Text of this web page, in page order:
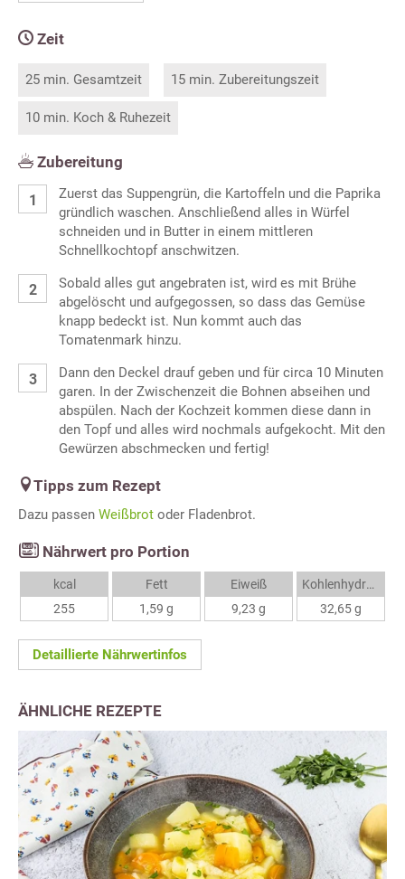
Zeit
25 min. Gesamtzeit 15 min. Zubereitungszeit
10 min. Koch & Ruhezeit
Zubereitung
Zuerst das Suppengrün, die Kartoffeln und die Paprika
gründlich waschen. Anschließend alles in Würfel
schneiden und in Butter in einem mittleren
Schnellkochtopf anschwitzen.
Sobald alles gut angebraten ist, wird es mit Brühe
abgelöscht und aufgegossen, so dass das Gemüse
knapp bedeckt ist. Nun kommt auch das
Tomatenmark hinzu.
Dann den Deckel drauf geben und für circa 10 Minuten
garen. In der Zwischenzeit die Bohnen abseihen und
abspülen. Nach der Kochzeit kommen diese dann in
den Topf und alles wird nochmals aufgekocht. Mit den
Gewürzen abschmecken und fertig!
Tipps zum Rezept
Dazu passen Weißbrot oder Fladenbrot.
Nährwert pro Portion
kcal
255
Fett
1,59 g
Eiweiß
9,23 g
Kohlenhydrate
32,65 g
Detaillierte Nährwertinfos
ÄHNLICHE REZEPTE